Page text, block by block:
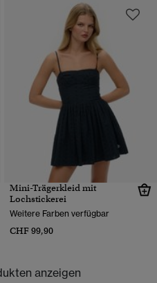
Mini-Trägerkleid mit
Lochstickerei
Weitere Farben verfügbar
CHF 99,90
anzeigen